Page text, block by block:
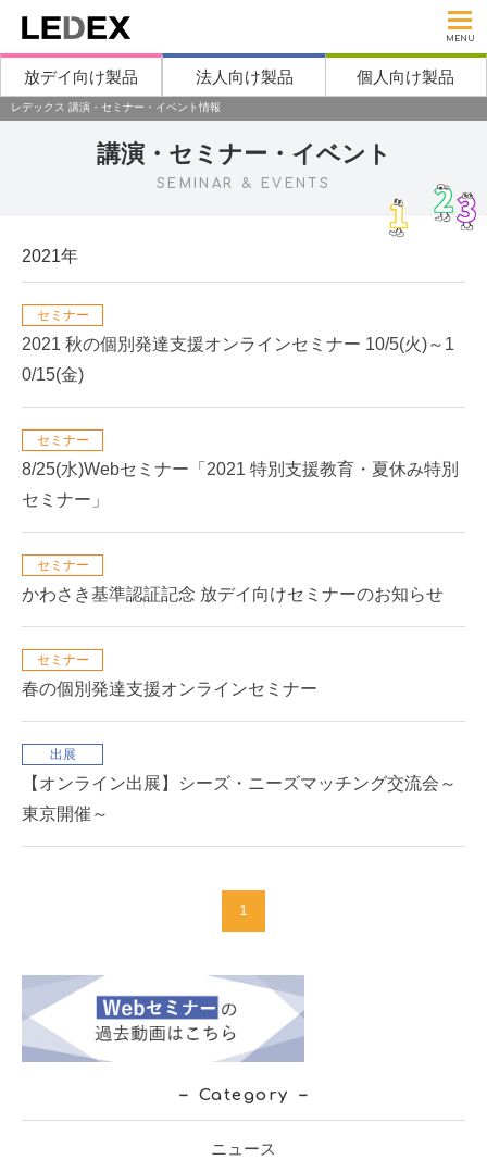
MENU
放デイ向け製品 法人向け製品 個人向け製品
レデックス 講演・セミナー・イベント情報
講演・セミナー・イベント
SEMINAR & EVENTS
2021年
セミナー
2021 秋の個別発達支援オンラインセミナー 10/5(火)～1
0/15(金)
セミナー
8/25(水)Webセミナー「2021 特別支援教育・夏休み特別
セミナー」
セミナー
かわさき基準認証記念 放デイ向けセミナーのお知らせ
セミナー
春の個別発達支援オンラインセミナー
出展
【オンライン出展】シーズ・ニーズマッチング交流会～
東京開催～
1
Category
ニュース